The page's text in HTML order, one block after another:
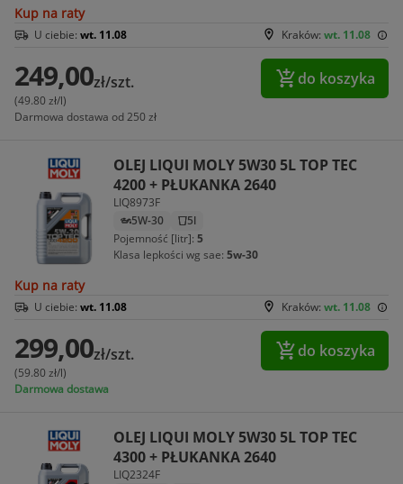
Kup na raty
Kraków: wt. 11.08
U ciebie: wt. 11.08
249,00zł/szt.
(49.80 zł/l)
Darmowa dostawa od 250 zł
do koszyka
OLEJ LIQUI MOLY 5W30 5L TOP TEC
4200 + PŁUKANKA 2640
LIQ8973F
5l
5W-30
Pojemność [litr]: 5
Klasa lepkości wg sae: 5w-30
Kup na raty
Kraków: wt. 11.08
U ciebie: wt. 11.08
299,00zł/szt.
(59.80 zł/l)
Darmowa dostawa
do koszyka
OLEJ LIQUI MOLY 5W30 5L TOP TEC
4300 + PŁUKANKA 2640
LIQ2324F